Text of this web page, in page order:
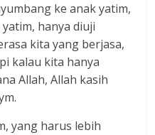
ke anak yatim,
hanya diuji
kita yang berjasa,
kalau kita hanya
Allah, Allah kasih
yang harus lebih